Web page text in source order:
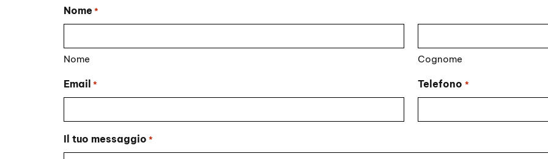
Nome *
Nome Cognome
Email * Telefono *
Il tuo messaggio *